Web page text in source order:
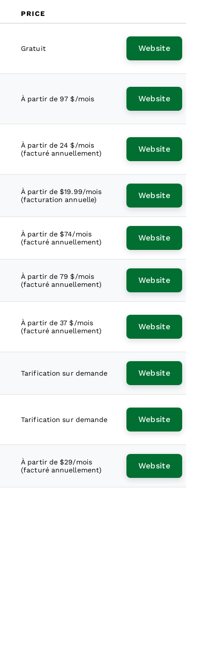
PRICE
Gratuit Website
À partir de 97 $/mois Website
À partir de 24 $/mois
(facturé annuellement)
Website
À partir de $19.99/mois
(facturation annuelle)
Website
À partir de $74/mois
(facturé annuellement)
Website
À partir de 79 $/mois
(facturé annuellement)
Website
À partir de 37 $/mois
(facturé annuellement)
Website
Tarification sur demande Website
Tarification sur demande Website
À partir de $29/mois
(facturé annuellement)
Website